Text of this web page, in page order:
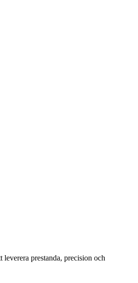
prestanda, precision och